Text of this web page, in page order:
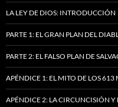
LA LEY DE DIOS: INTRODUCCIÓN
PARTE 1: EL GRAN PLAN DEL
PARTE 2: EL FALSO PLAN DE
APÉNDICE 1: EL MITO DE LOS
APÉNDICE 2: LA CIRCUNCISIÓN Y